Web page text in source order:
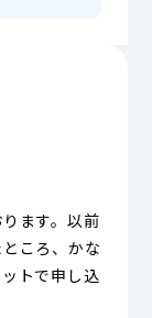
ます。以前
ころ、かな
トで申し込